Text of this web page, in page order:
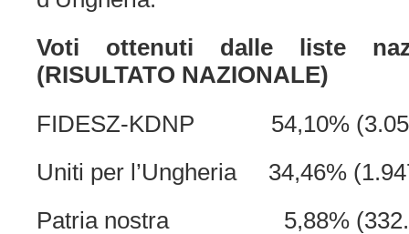
Voti ottenuti dalle liste
(RISULTATO NAZIONALE)
FIDESZ-KDNP 54,10%
Uniti per l’Ungheria 34,46%
Patria nostra 5,88%